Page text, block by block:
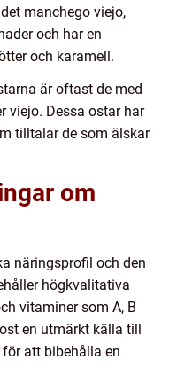
manchego viejo,
och har en
och karamell.
är oftast de med
viejo. Dessa ostar har
tilltalar de som älskar
om
näringsprofil och den
högkvalitativa
vitaminer som A, B
en utmärkt källa till
att bibehålla en